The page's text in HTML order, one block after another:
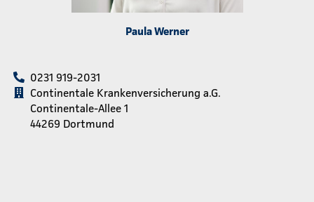
Paula Werner
0231 919-2031
Continentale Krankenversicherung a.G.
Continentale-Allee 1
44269 Dortmund